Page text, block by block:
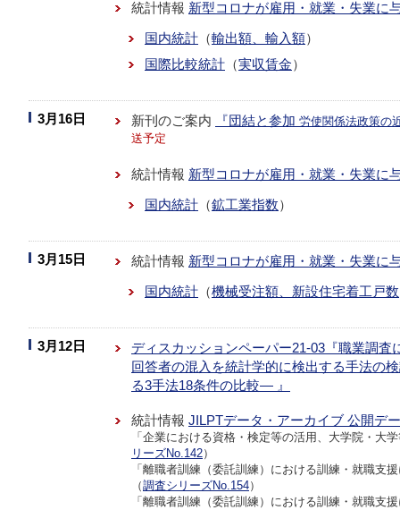
統計情報 新型コロナが雇用・就業・失業に
国内統計 （輸出額、輸入額）
国際比較統計 （実収賃金）
3月16日 新刊のご案内 『団結と参加 労使関係法政策の
送予定
統計情報 新型コロナが雇用・就業・失業に
国内統計 （鉱工業指数）
3月15日 統計情報 新型コロナが雇用・就業・失業に
国内統計 （機械受注額、新設住宅着工戸数
3月12日
ディスカッションペーパー21-03『職業調
回答者の混入を統計学的に検出する手法の
る3手法18条件の比較― 』
統計情報 JILPTデータ・アーカイブ 公開デ
「企業における資格・検定等の活用、大学院・大
リーズNo.142）
「離職者訓練（委託訓練）における訓練・就職
（調査シリーズNo.154）
「離職者訓練（委託訓練）における訓練・就職